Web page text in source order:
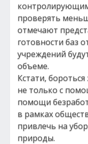
проверять
отмечают
готовности баз
учреждений
объеме.
Кстати,
не только с
помощи
в рамках
привлечь на
природы.